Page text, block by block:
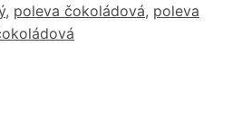
, poleva čokoládová, poleva